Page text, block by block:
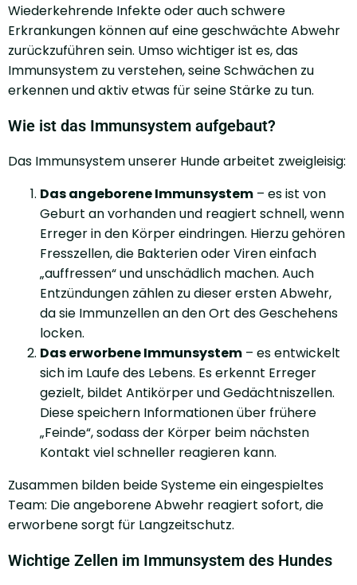
Wiederkehrende Infekte oder auch schwere
Erkrankungen können auf eine geschwächte Abwehr
zurückzuführen sein. Umso wichtiger ist es, das
Immunsystem zu verstehen, seine Schwächen zu
erkennen und aktiv etwas für seine Stärke zu tun.
Wie ist das Immunsystem aufgebaut?
Das Immunsystem unserer Hunde arbeitet zweigleisig:
Das angeborene Immunsystem – es ist von
Geburt an vorhanden und reagiert schnell, wenn
Erreger in den Körper eindringen. Hierzu gehören
Fresszellen, die Bakterien oder Viren einfach
„auffressen“ und unschädlich machen. Auch
Entzündungen zählen zu dieser ersten Abwehr,
da sie Immunzellen an den Ort des Geschehens
locken.
Das erworbene Immunsystem – es entwickelt
sich im Laufe des Lebens. Es erkennt Erreger
gezielt, bildet Antikörper und Gedächtniszellen.
Diese speichern Informationen über frühere
„Feinde“, sodass der Körper beim nächsten
Kontakt viel schneller reagieren kann.
Zusammen bilden beide Systeme ein eingespieltes
Team: Die angeborene Abwehr reagiert sofort, die
erworbene sorgt für Langzeitschutz.
Wichtige Zellen im Immunsystem des Hundes